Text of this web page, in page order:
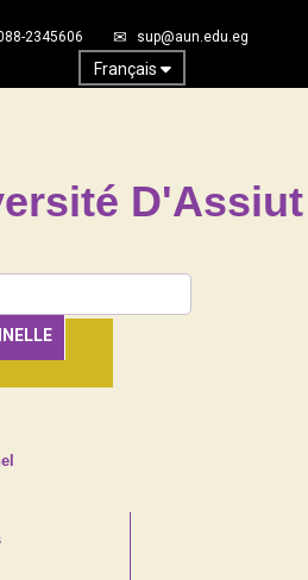
2345606 sup@aun.edu.eg
Français
D'Assiut